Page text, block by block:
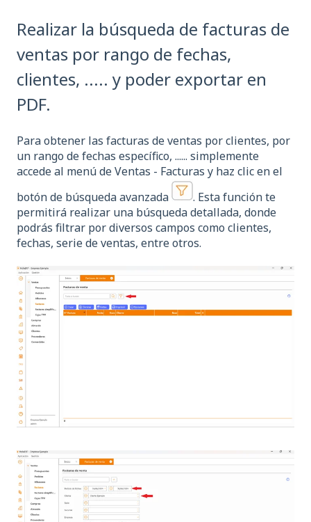
Realizar la búsqueda de facturas de
ventas por rango de fechas,
clientes, ..... y poder exportar en
PDF.
Para obtener las facturas de ventas por clientes, por
un rango de fechas específico, ...... simplemente
accede al menú de Ventas - Facturas y haz clic en el
botón de búsqueda avanzada
. Esta función te
permitirá realizar una búsqueda detallada, donde
podrás filtrar por diversos campos como clientes,
fechas, serie de ventas, entre otros.